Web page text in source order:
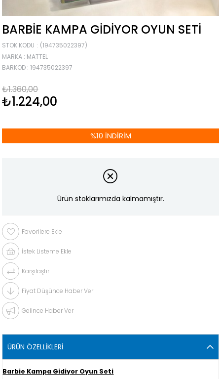
BARBIE KAMPA GIDIYOR OYUN SETI
STOK KODU
(194735022397)
MARKA : MATTEL
BARKOD : 194735022397
₺1.360,00
₺1.224,00
%10 İNDIRIM
Ürün stoklarımızda kalmamıştır.
Favorilere Ekle
İstek Listeme Ekle
Karşılaştır
Fiyat Düşünce Haber Ver
Gelince Haber Ver
ÜRÜN ÖZELLIKLERI
Barbie Kampa Gidiyor Oyun Seti